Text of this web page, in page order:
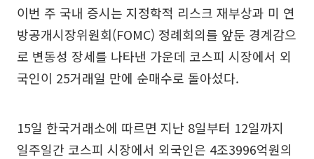
이번 주 국내 증시는 지정학적 리스크 재부상과 미 연
방공개시장위원회(FOMC) 정례회의를 앞둔 경계감으
로 변동성 장세를 나타낸 가운데 코스피 시장에서 외
국인이 25거래일 만에 순매수로 돌아섰다.
15일 한국거래소에 따르면 지난 8일부터 12일까지
일주일간 코스피 시장에서 외국인은 4조3996억원의